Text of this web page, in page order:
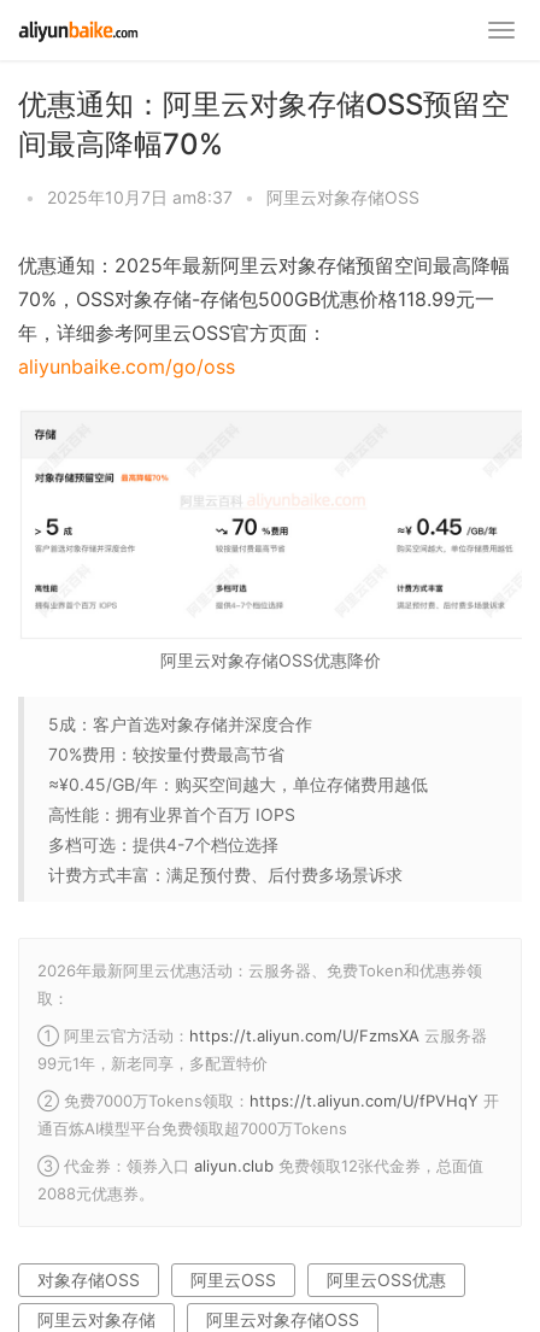
优惠通知：阿里云对象存储OSS预留空
间最高降幅70%
• 2025年10月7日 am8:37 • 阿里云对象存储OSS
优惠通知：2025年最新阿里云对象存储预留空间最高降幅
70%，OSS对象存储-存储包500GB优惠价格118.99元一
年，详细参考阿里云OSS官方页面：
aliyunbaike.com/go/oss
阿里云对象存储OSS优惠降价
5成：客户首选对象存储并深度合作
70%费用：较按量付费最高节省
≈¥0.45/GB/年：购买空间越大，单位存储费用越低
高性能：拥有业界首个百万 IOPS
多档可选：提供4-7个档位选择
计费方式丰富：满足预付费、后付费多场景诉求
2026年最新阿里云优惠活动：云服务器、免费Token和优惠券领
取：
① 阿里云官方活动： https://t.aliyun.com/U/FzmsXA 云服务器
99元1年，新老同享，多配置特价
② 免费7000万Tokens领取： https://t.aliyun.com/U/fPVHqY 开
通百炼AI模型平台免费领取超7000万Tokens
③ 代金券：领券入口 aliyun.club 免费领取12张代金券，总面值
2088元优惠券。
对象存储OSS 阿里云OSS
阿里云OSS优惠
阿里云对象存储
阿里云对象存储OSS